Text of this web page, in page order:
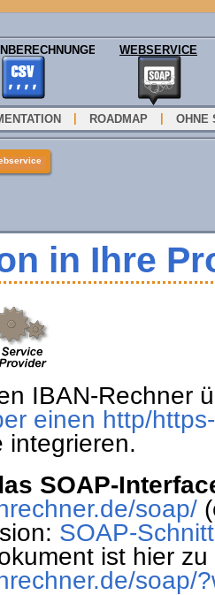
WEBSERVICE
ROADMAP OHNE
in Ihre
IBAN-Rechner
einen http/
integrieren.
SOAP-
soap/
SOAP-
ist hier
soap/